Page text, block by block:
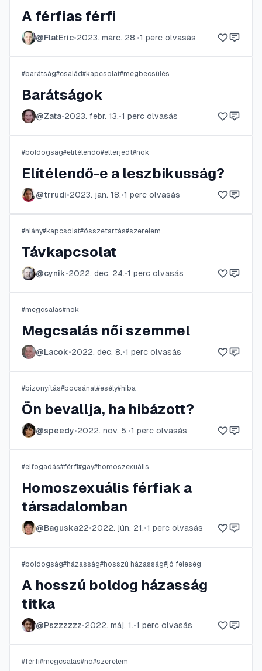
A férfias férfi
@FlatEric•2023. márc. 28.•1 perc olvasás
#barátság#család#kapcsolat#megbecsülés
Barátságok
@Zata•2023. febr. 13.•1 perc olvasás
#boldogság#elítélendő#elterjedt#nők
Elítélendő-e a leszbikusság?
@trrudi•2023. jan. 18.•1 perc olvasás
#hiány#kapcsolat#összetartás#szerelem
Távkapcsolat
@cynik•2022. dec. 24.•1 perc olvasás
#megcsalás#nők
Megcsalás női szemmel
@Lacok•2022. dec. 8.•1 perc olvasás
#bizonyítás#bocsánat#esély#hiba
Ön bevallja, ha hibázott?
@speedy•2022. nov. 5.•1 perc olvasás
#elfogadás#férfi#gay#homoszexuális
Homoszexuális férfiak a
társadalomban
@Baguska22•2022. jún. 21.•1 perc olvasás
#boldogság#házasság#hosszú házasság#jó feleség
A hosszú boldog házasság
titka
@Pszzzzzz•2022. máj. 1.•1 perc olvasás
#férfi#megcsalás#nő#szerelem